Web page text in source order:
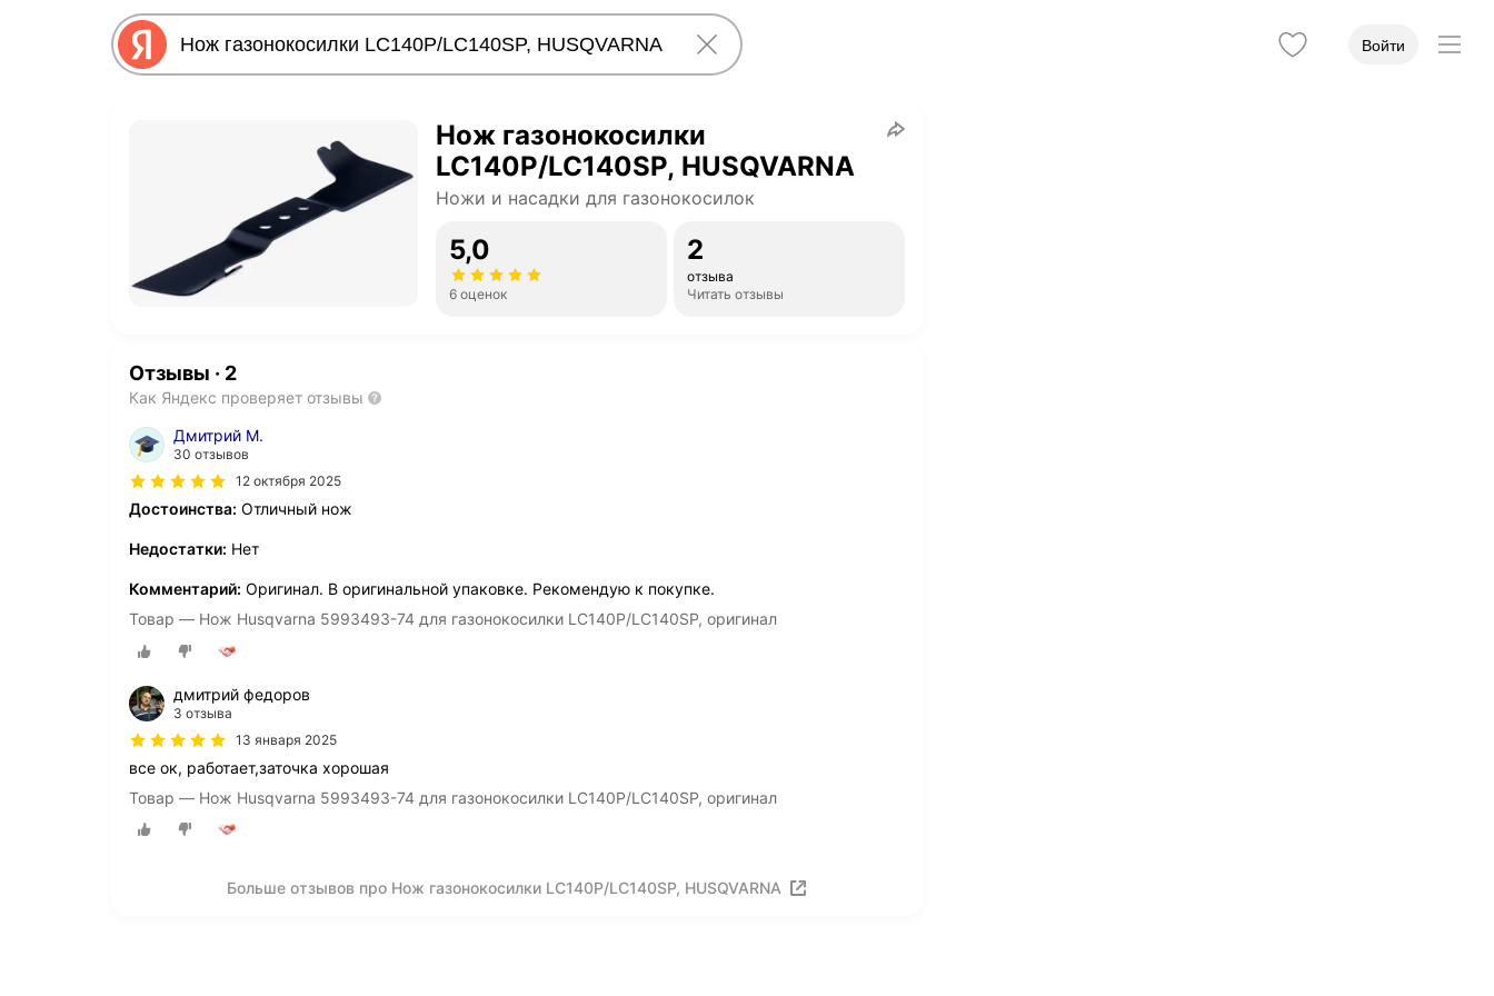
Войти
Нож газонокосилки
LC140P/LC140SP, HUSQVARNA
Ножи и насадки для газонокосилок
5,0
6 оценок
2
отзыва
Читать отзывы
Отзывы · 2
Как Яндекс проверяет отзывы
Дмитрий М.
30 отзывов
12 октября 2025
Достоинства: Отличный нож
Недостатки: Нет
Комментарий: Оригинал. В оригинальной упаковке. Рекомендую к покупке.
Товар — Нож Husqvarna 5993493-74 для газонокосилки LC140P/LC140SP, оригинал
дмитрий федоров
3 отзыва
13 января 2025
все ок, работает,заточка хорошая
Товар — Нож Husqvarna 5993493-74 для газонокосилки LC140P/LC140SP, оригинал
Больше отзывов про Нож газонокосилки LC140P/LC140SP, HUSQVARNA